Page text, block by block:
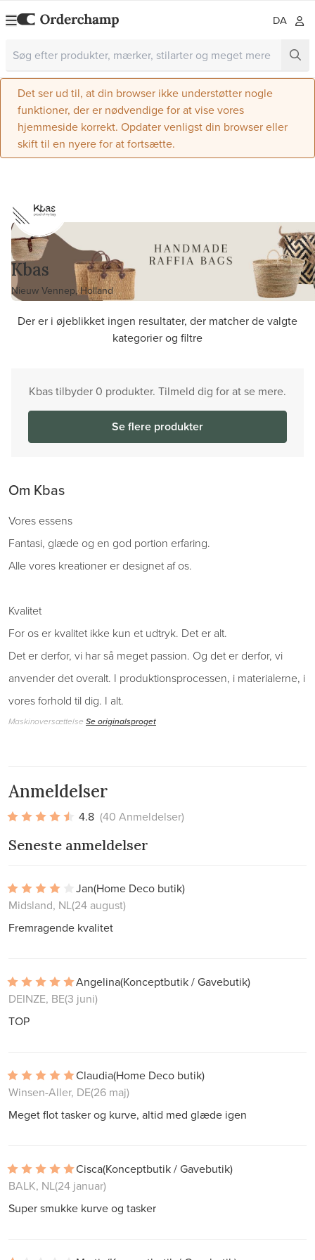
DA
Det ser ud til, at din browser ikke understøtter nogle
funktioner, der er nødvendige for at vise vores
hjemmeside korrekt. Opdater venligst din browser eller
skift til en nyere for at fortsætte.
Kbas
Nieuw Vennep, Holland
Der er i øjeblikket ingen resultater, der matcher de valgte
kategorier og filtre
Kbas tilbyder 0 produkter. Tilmeld dig for at se mere.
Se flere produkter
Om Kbas
Vores essens
Fantasi, glæde og en god portion erfaring.
Alle vores kreationer er designet af os.
Kvalitet
For os er kvalitet ikke kun et udtryk. Det er alt.
Det er derfor, vi har så meget passion. Og det er derfor, vi
anvender det overalt. I produktionsprocessen, i materialerne, i
vores forhold til dig. I alt.
Maskinoversættelse Se originalsproget
Anmeldelser
4.8 (40 Anmeldelser)
Seneste anmeldelser
Jan(Home Deco butik)
Midsland, NL(24 august)
Fremragende kvalitet
Angelina(Konceptbutik / Gavebutik)
DEINZE, BE(3 juni)
TOP
Claudia(Home Deco butik)
Winsen-Aller, DE(26 maj)
Meget flot tasker og kurve, altid med glæde igen
Cisca(Konceptbutik / Gavebutik)
BALK, NL(24 januar)
Super smukke kurve og tasker